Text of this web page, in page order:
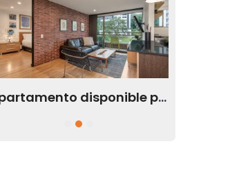
Apartamento disponible para la renta en el sector de El Tesoro en Medellín